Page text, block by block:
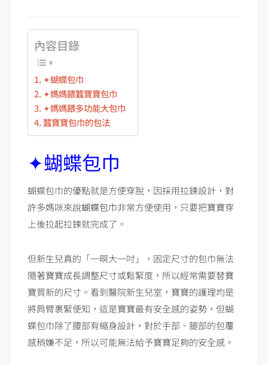
內容目錄
✦蝴蝶包巾
✦媽媽餵蠶寶寶包巾
✦媽媽餵多功能大包巾
蠶寶寶包巾的包法
✦蝴蝶包巾
蝴蝶包巾的優點就是方便穿脫，因採用拉鍊設計，對
許多媽咪來說蝴蝶包巾非常方便使用，只要把寶寶穿
上後拉起拉鍊就完成了。
但新生兒真的「一暝大一吋」，固定尺寸的包巾無法
隨著寶寶成長調整尺寸或鬆緊度，所以經常需要替寶
寶買新的尺寸。看到醫院新生兒室，寶寶的護理均是
將肩臂裹緊便知，這是寶寶最有安全感的姿勢，但蝴
蝶包巾除了腰部有縮身設計，對於手部、腿部的包覆
感稍嫌不足，所以可能無法給予寶寶足夠的安全感。